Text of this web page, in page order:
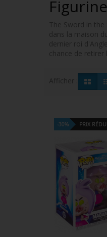
The Sword in
dans la maison
dernier roi
chance de retirer
-30% PRIX